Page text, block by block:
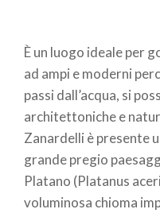
È un luogo ideale per
ad ampi e moderni
passi dall’acqua, si
architettoniche e
Zanardelli è presente
grande pregio
Platano (Platanus
voluminosa chioma